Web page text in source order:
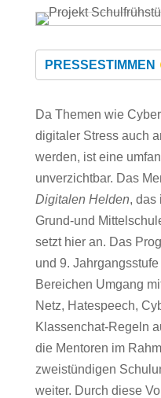
PRESSESTIMMEN
Da Themen wie
digitaler Stress auch
werden, ist eine
unverzichtbar. Das
Digitalen Helden, das
Grund-und
setzt hier an. Das
und 9.
Bereichen Umgang
Netz, Hatespeech,
Klassenchat-Regeln
die Mentoren im
zweistündigen
weiter. Durch diese